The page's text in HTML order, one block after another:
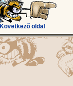
Következő oldal